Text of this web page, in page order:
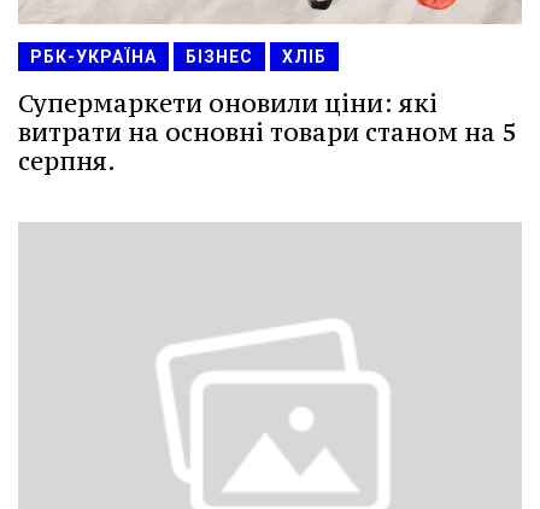
РБК-УКРАЇНА БІЗНЕС ХЛІБ
Супермаркети оновили ціни: які
витрати на основні товари станом на 5
серпня.